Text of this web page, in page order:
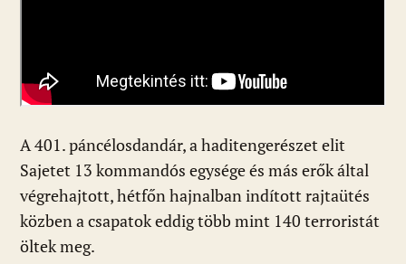
A 401. páncélosdandár, a haditengerészet elit
Sajetet 13 kommandós egysége és más erők által
végrehajtott, hétfőn hajnalban indított rajtaütés
közben a csapatok eddig több mint 140 terroristát
öltek meg.